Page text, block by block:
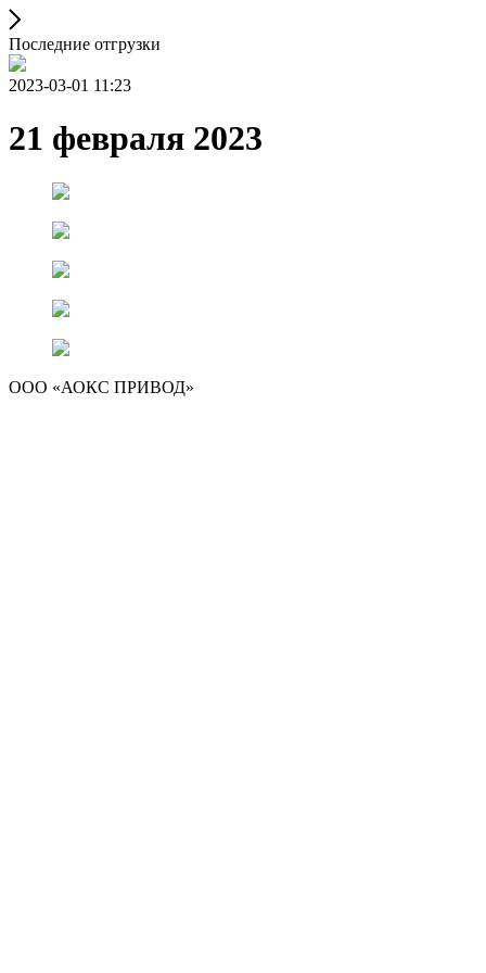
Последние отгрузки
2023-03-01 11:23
21 февраля 2023
ООО «АОКС ПРИВОД»